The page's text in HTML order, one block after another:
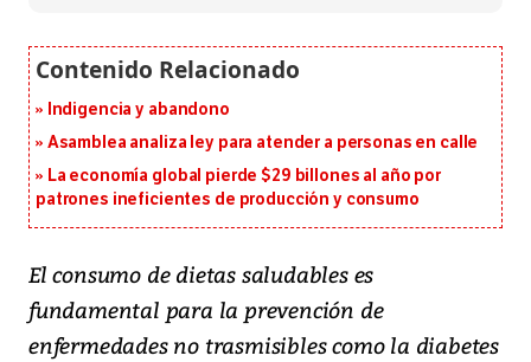
Indigencia y abandono
Asamblea analiza ley para atender a personas en calle
La economía global pierde $29 billones al año por
patrones ineficientes de producción y consumo
El consumo de dietas saludables es
fundamental para la prevención de
enfermedades no trasmisibles como la diabetes